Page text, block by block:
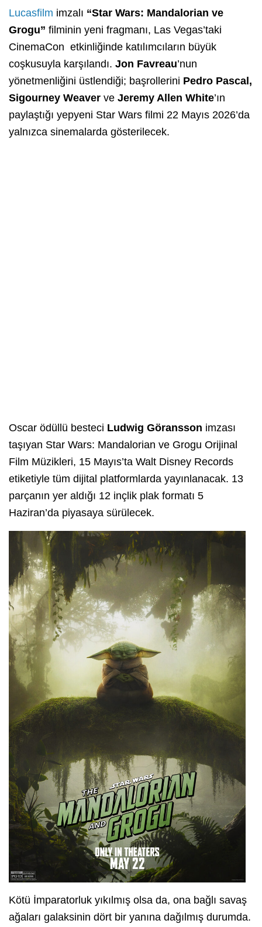
Lucasfilm imzalı “Star Wars: Mandalorian ve
Grogu” filminin yeni fragmanı, Las Vegas’taki
CinemaCon etkinliğinde katılımcıların büyük
coşkusuyla karşılandı. Jon Favreau’nun
yönetmenliğini üstlendiği; başrollerini Pedro Pascal,
Sigourney Weaver ve Jeremy Allen White’ın
paylaştığı yepyeni Star Wars filmi 22 Mayıs 2026’da
yalnızca sinemalarda gösterilecek.
Oscar ödüllü besteci Ludwig Göransson imzası
taşıyan Star Wars: Mandalorian ve Grogu Orijinal
Film Müzikleri, 15 Mayıs’ta Walt Disney Records
etiketiyle tüm dijital platformlarda yayınlanacak. 13
parçanın yer aldığı 12 inçlik plak formatı 5
Haziran’da piyasaya sürülecek.
Kötü İmparatorluk yıkılmış olsa da, ona bağlı savaş
ağaları galaksinin dört bir yanına dağılmış durumda.